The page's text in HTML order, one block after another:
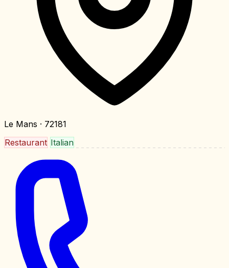
Le Mans · 72181
Restaurant Italian